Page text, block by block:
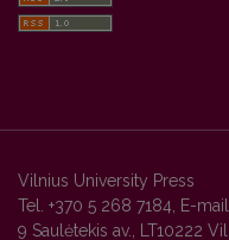
Vilnius University Press
Tel. +370 5 268 7184, E-
9 Saulėtekis av., LT10222